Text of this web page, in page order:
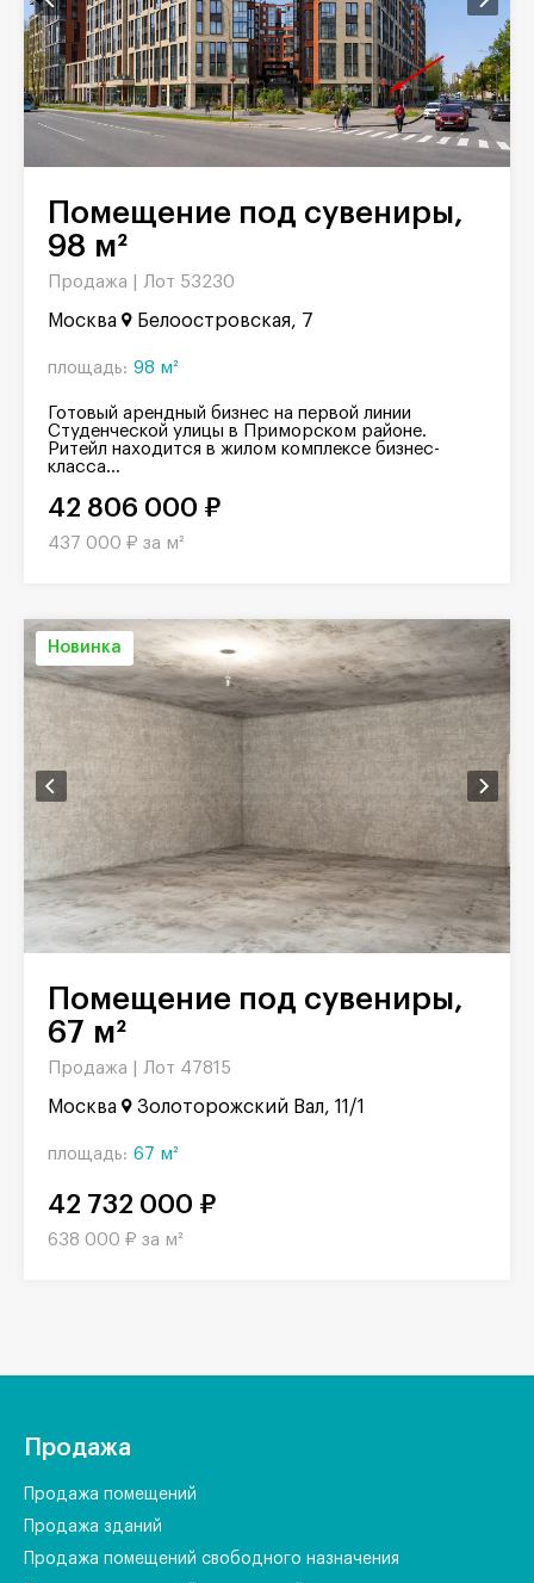
Помещение под сувениры,
98 м²
Продажа | Лот 53230
Москва Белоостровская, 7
площадь: 98 м²
Готовый арендный бизнес на первой линии
Студенческой улицы в Приморском районе.
Ритейл находится в жилом комплексе бизнес-
класса...
42 806 000 ₽
437 000 ₽ за м²
Новинка
Помещение под сувениры,
67 м²
Продажа | Лот 47815
Москва Золоторожский Вал, 11/1
площадь: 67 м²
42 732 000 ₽
638 000 ₽ за м²
Продажа
Продажа помещений
Продажа зданий
Продажа помещений свободного назначения